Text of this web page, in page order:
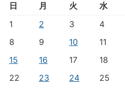
日 月 火 水
1
2 3 4
8
9 10 11
15
16 17 18
22
23 24 25